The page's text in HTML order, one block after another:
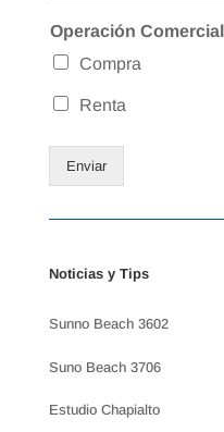
Operación Comercial
Compra
Renta
Enviar
Noticias y Tips
Sunno Beach 3602
Suno Beach 3706
Estudio Chapialto